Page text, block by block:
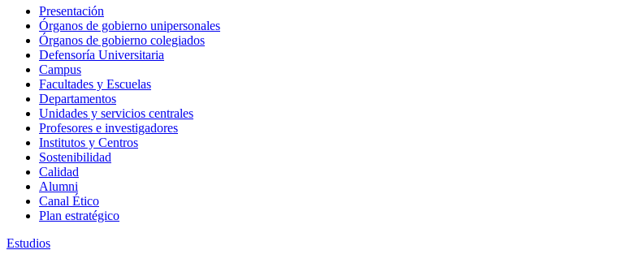
Presentación
Órganos de gobierno unipersonales
Órganos de gobierno colegiados
Defensoría Universitaria
Campus
Facultades y Escuelas
Departamentos
Unidades y servicios centrales
Profesores e investigadores
Institutos y Centros
Sostenibilidad
Calidad
Alumni
Canal Ético
Plan estratégico
Estudios